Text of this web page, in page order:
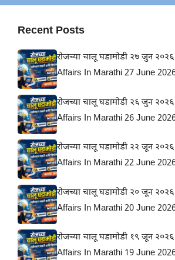
Recent Posts
रोजच्या चालू घडामोडी २७ जुन
Affairs In Marathi 27 June
रोजच्या चालू घडामोडी २६ जुन
Affairs In Marathi 26 June
रोजच्या चालू घडामोडी २२ जून
Affairs In Marathi 22 June
रोजच्या चालू घडामोडी २० जून
Affairs In Marathi 20 June
रोजच्या चालू घडामोडी १९ जून
Affairs In Marathi 19 June